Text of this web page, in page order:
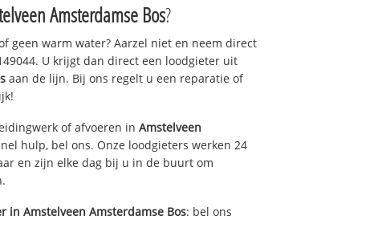
Amsterdamse Bos?
geen warm water? Aarzel niet en neem direct
U krijgt dan direct een loodgieter uit
aan de lijn. Bij ons regelt u een reparatie of
of afvoeren in Amstelveen
hulp, bel ons. Onze loodgieters werken 24
en zijn elke dag bij u in de buurt om
in Amstelveen Amsterdamse Bos: bel ons